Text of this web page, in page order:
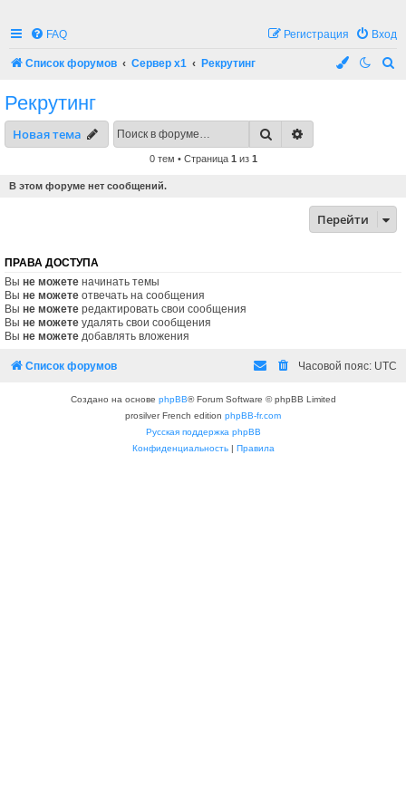
FAQ Вход
Регистрация
Список форумов Сервер x1 Рекрутинг
Рекрутинг
Новая тема Поиск
0 тем • Страница 1 из 1
В этом форуме нет сообщений.
Перейти
ПРАВА ДОСТУПА
Вы не можете начинать темы
Вы не можете отвечать на сообщения
Вы не можете редактировать свои сообщения
Вы не можете удалять свои сообщения
Вы не можете добавлять вложения
Список форумов Часовой пояс: UTC
Создано на основе phpBB® Forum Software © phpBB Limited
prosilver French edition phpBB-fr.com
Русская поддержка phpBB
Конфиденциальность| Правила